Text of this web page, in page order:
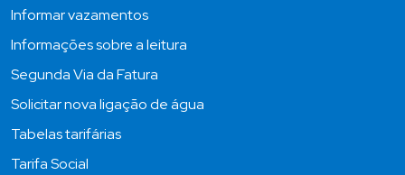
Informar vazamentos
Informações sobre a leitura
Segunda Via da Fatura
Solicitar nova ligação de água
Tabelas tarifárias
Tarifa Social